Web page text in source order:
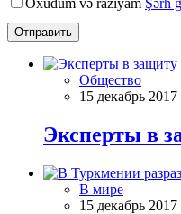
Отправить
Общество
15 декабрь
Эксперты в
В мире
15 декабрь